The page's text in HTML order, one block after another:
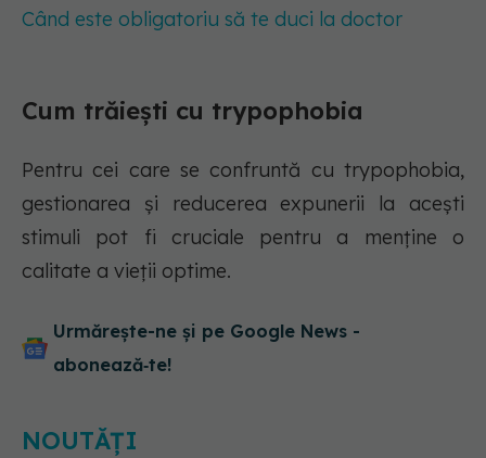
Când este obligatoriu să te duci la doctor
Cum trăiești cu trypophobia
Pentru cei care se confruntă cu trypophobia,
gestionarea și reducerea expunerii la acești
stimuli pot fi cruciale pentru a menține o
calitate a vieții optime.
Urmărește-ne și pe Google News -
abonează‑te!
NOUTĂȚI